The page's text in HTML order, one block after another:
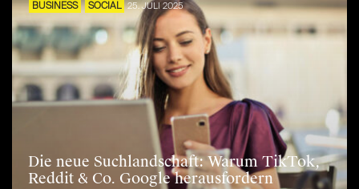
BUSINESS SOCIAL 25. JULI 2025
Die neue Suchlandschaft: Warum TikTok,
Reddit & Co. Google herausfordern